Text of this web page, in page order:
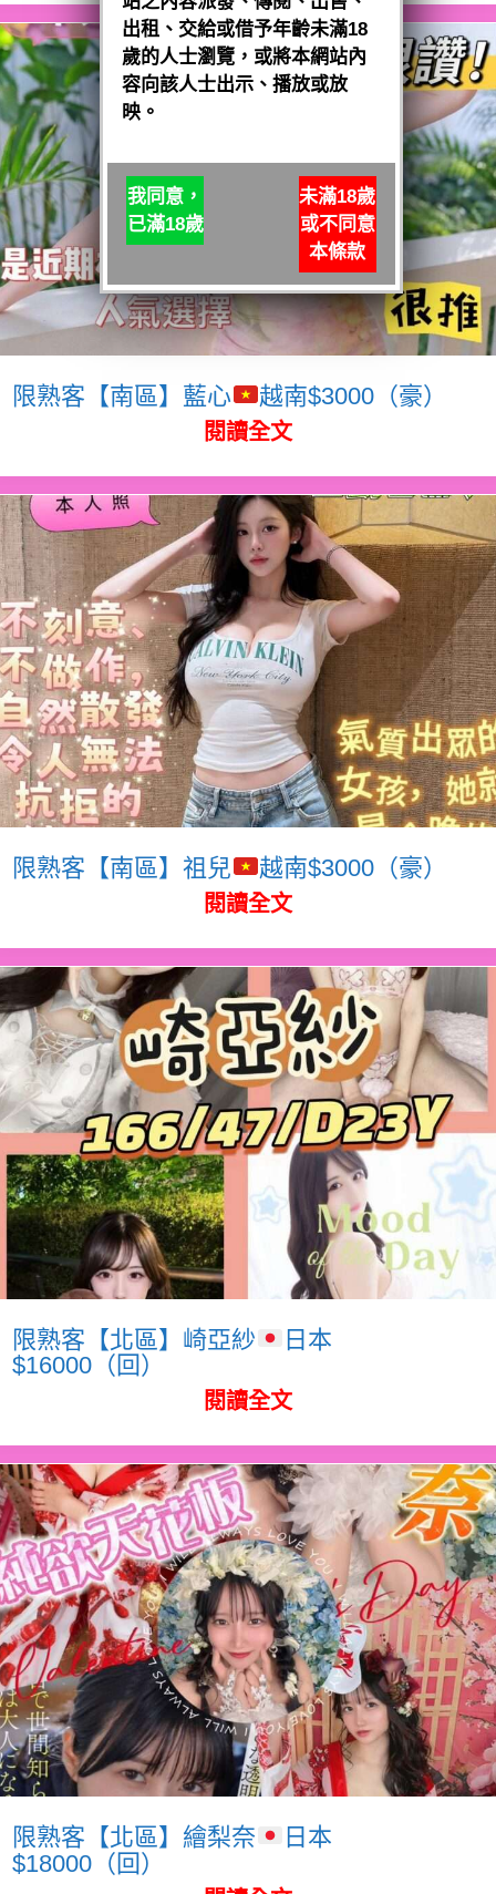
限熟客【南區】藍心 越南$3000（豪）
閱讀全文
限熟客【南區】祖兒 越南$3000（豪）
閱讀全文
限熟客【北區】崎亞紗
日本
$16000（回）
閱讀全文
限熟客【北區】繪梨奈
日本
$18000（回）
出租、交給或借予年齡未滿18
歲的人士瀏覽，或將本網站內
容向該人士出示、播放或放
映。
我同意，
已滿18歲
未滿18歲
或不同意
本條款